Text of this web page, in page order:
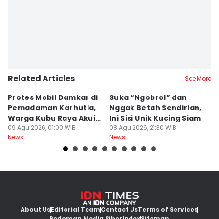
Related Articles See More
Protes Mobil Damkar di
Pemadaman Karhutla,
Warga Kubu Raya Akui
Khilaf
09 Agu 2026, 01:00 WIB
News
Suka “Ngobrol” dan
Nggak Betah Sendirian,
Ini Sisi Unik Kucing Siam
08 Agu 2026, 21:30 WIB
News
About UsEditorial TeamContact UsTerms of Services